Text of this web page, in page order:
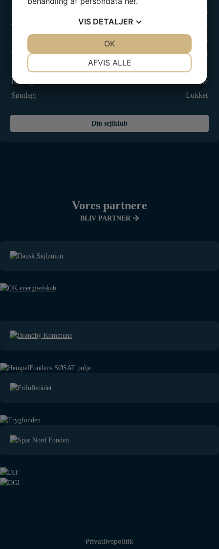
17.00 - 20.00
Tirsdag:
Lukket
Onsdag:
17.00 - 20.00
Torsdag:
17.00 - 21.00
Fredag:
Lukket
Lørdag:
Efter aftale
Søndag:
Lukket
Din sejlklub
Vores partnere
BLIV PARTNER
Privatlivspolitik
VIS DETALJER
AFVIS ALLE
OK